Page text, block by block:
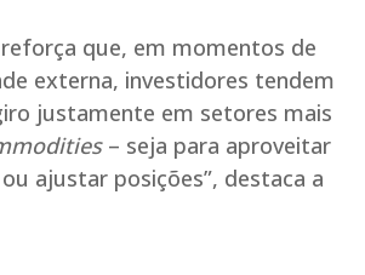
que, em momentos de
externa, investidores tendem
justamente em setores mais
– seja para aproveitar
ajustar posições”, destaca a